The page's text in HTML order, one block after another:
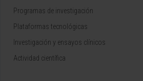
Programas de investigación
Plataformas tecnológicas
Investigación y ensayos clínicos
Actividad científica